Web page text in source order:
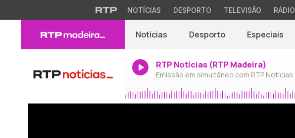
NOTÍCIAS DESPORTO TELEVISÃO RÁDIO
Notícias Desporto Especiais
RTP Notícias (RTP Madeira)
Emissão em simultâneo com RTP Notícias